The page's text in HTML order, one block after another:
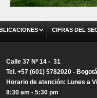
CIFRAS DEL
Calle 37 Nº 14 - 31
Tel. +57 (601) 5782020 -
Horario de atención: Lunes a
8:30 am - 5:30 pm